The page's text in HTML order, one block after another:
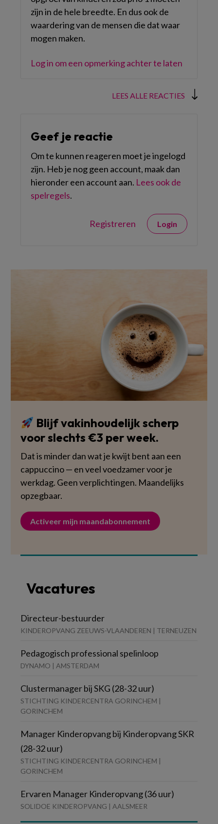
zijn in de hele breedte. En dus ook de
waardering van de mensen die dat waar
mogen maken.
Log in om een opmerking achter te laten
LEES ALLE REACTIES
Geef je reactie
Om te kunnen reageren moet je ingelogd
zijn. Heb je nog geen account, maak dan
hieronder een account aan. Lees ook de
spelregels.
Registreren Login
Blijf vakinhoudelijk scherp
voor slechts €3 per week.
Dat is minder dan wat je kwijt bent aan een
cappuccino — en veel voedzamer voor je
werkdag. Geen verplichtingen. Maandelijks
opzegbaar.
Activeer mijn maandabonnement
Vacatures
Directeur-bestuurder
KINDEROPVANG ZEEUWS-VLAANDEREN | TERNEUZEN
Pedagogisch professional spelinloop
DYNAMO | AMSTERDAM
Clustermanager bij SKG (28-32 uur)
STICHTING KINDERCENTRA GORINCHEM |
GORINCHEM
Manager Kinderopvang bij Kinderopvang SKR
(28-32 uur)
STICHTING KINDERCENTRA GORINCHEM |
GORINCHEM
Ervaren Manager Kinderopvang (36 uur)
SOLIDOE KINDEROPVANG | AALSMEER